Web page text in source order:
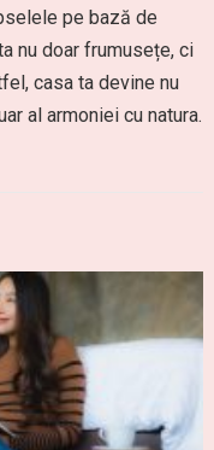
pe bază de
nu doar frumusețe, ci
casa ta devine nu
al armoniei cu natura.